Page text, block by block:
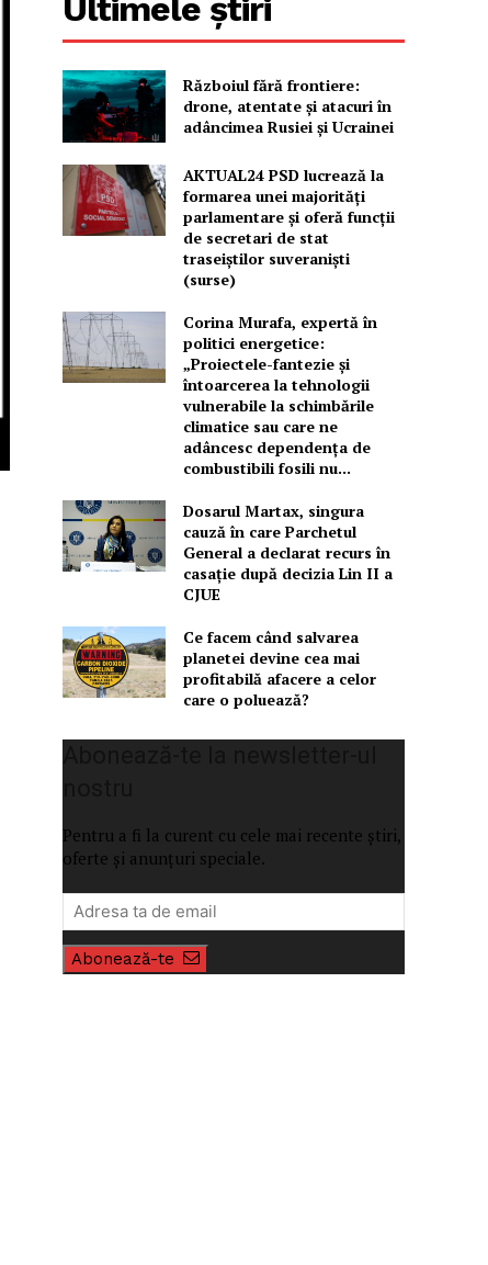
Ultimele știri
Războiul fără frontiere:
drone, atentate și atacuri în
adâncimea Rusiei și Ucrainei
AKTUAL24 PSD lucrează la
formarea unei majorităţi
parlamentare și oferă funcții
de secretari de stat
traseiștilor suveraniști
(surse)
Corina Murafa, expertă în
politici energetice:
„Proiectele-fantezie și
întoarcerea la tehnologii
vulnerabile la schimbările
climatice sau care ne
adâncesc dependența de
combustibili fosili nu...
Dosarul Martax, singura
cauză în care Parchetul
General a declarat recurs în
casație după decizia Lin II a
CJUE
Ce facem când salvarea
planetei devine cea mai
profitabilă afacere a celor
care o poluează?
Pentru a fi la curent cu cele mai recente știri,
oferte și anunțuri speciale.
Abonează-te